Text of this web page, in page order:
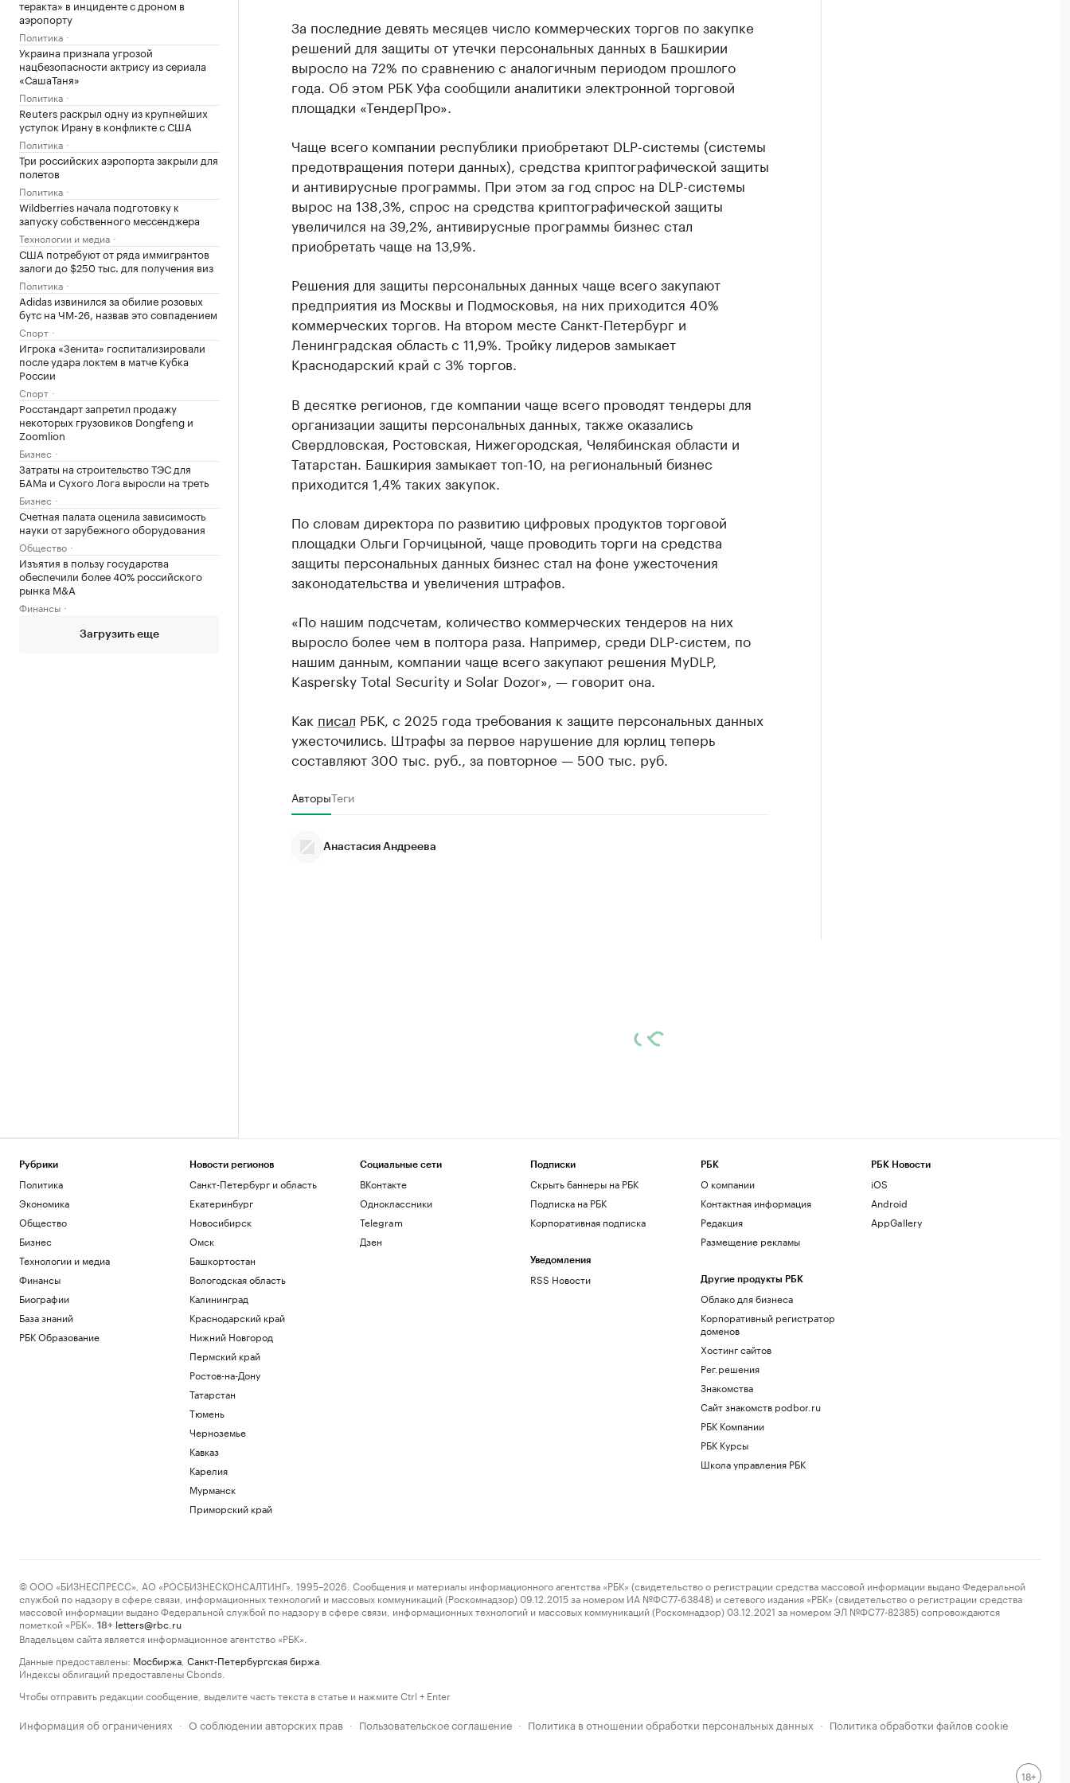
теракта» в инциденте с дроном в
аэропорту
Политика
Украина признала угрозой
нацбезопасности актрису из сериала
«СашаТаня»
Политика
Reuters раскрыл одну из крупнейших
уступок Ирану в конфликте с США
Политика
Три российских аэропорта закрыли для
полетов
Политика
Wildberries начала подготовку к
запуску собственного мессенджера
Технологии и медиа
США потребуют от ряда иммигрантов
залоги до $250 тыс. для получения виз
Политика
Adidas извинился за обилие розовых
бутс на ЧМ-26, назвав это совпадением
Спорт
Игрока «Зенита» госпитализировали
после удара локтем в матче Кубка
России
Спорт
Росстандарт запретил продажу
некоторых грузовиков Dongfeng и
Zoomlion
Бизнес
Затраты на строительство ТЭС для
БАМа и Сухого Лога выросли на треть
Бизнес
Счетная палата оценила зависимость
науки от зарубежного оборудования
Общество
Изъятия в пользу государства
обеспечили более 40% российского
рынка M&A
Финансы
Загрузить еще
За последние девять месяцев число коммерческих торгов по закупке
решений для защиты от утечки персональных данных в Башкирии
выросло на 72% по сравнению с аналогичным периодом прошлого
года. Об этом РБК Уфа сообщили аналитики электронной торговой
площадки «ТендерПро».
Чаще всего компании республики приобретают DLP-системы (системы
предотвращения потери данных), средства криптографической защиты
и антивирусные программы. При этом за год спрос на DLP-системы
вырос на 138,3%, спрос на средства криптографической защиты
увеличился на 39,2%, антивирусные программы бизнес стал
приобретать чаще на 13,9%.
Решения для защиты персональных данных чаще всего закупают
предприятия из Москвы и Подмосковья, на них приходится 40%
коммерческих торгов. На втором месте Санкт-Петербург и
Ленинградская область с 11,9%. Тройку лидеров замыкает
Краснодарский край с 3% торгов.
В десятке регионов, где компании чаще всего проводят тендеры для
организации защиты персональных данных, также оказались
Свердловская, Ростовская, Нижегородская, Челябинская области и
Татарстан. Башкирия замыкает топ-10, на региональный бизнес
приходится 1,4% таких закупок.
По словам директора по развитию цифровых продуктов торговой
площадки Ольги Горчицыной, чаще проводить торги на средства
защиты персональных данных бизнес стал на фоне ужесточения
законодательства и увеличения штрафов.
«По нашим подсчетам, количество коммерческих тендеров на них
выросло более чем в полтора раза. Например, среди DLP-систем, по
нашим данным, компании чаще всего закупают решения MyDLP,
Kaspersky Total Security и Solar Dozor», — говорит она.
Как писал РБК, с 2025 года требования к защите персональных данных
ужесточились. Штрафы за первое нарушение для юрлиц теперь
составляют 300 тыс. руб., за повторное — 500 тыс. руб.
АвторыТеги
Анастасия Андреева
Рубрики
Политика
Экономика
Общество
Бизнес
Технологии и медиа
Финансы
Биографии
База знаний
РБК Образование
Новости регионов
Санкт-Петербург и область
Екатеринбург
Новосибирск
Омск
Башкортостан
Вологодская область
Калининград
Краснодарский край
Нижний Новгород
Пермский край
Ростов-на-Дону
Татарстан
Тюмень
Черноземье
Кавказ
Карелия
Мурманск
Приморский край
Социальные сети
ВКонтакте
Одноклассники
Telegram
Дзен
Подписки
Скрыть баннеры на РБК
Подписка на РБК
Корпоративная подписка
Уведомления
RSS Новости
РБК
О компании
Контактная информация
Редакция
Размещение рекламы
Другие продукты РБК
Облако для бизнеса
Корпоративный регистратор
доменов
Хостинг сайтов
Рег.решения
Знакомства
Сайт знакомств podbor.ru
РБК Компании
РБК Курсы
Школа управления РБК
РБК Новости
iOS
Android
AppGallery
© ООО «БИЗНЕСПРЕСС», АО «РОСБИЗНЕСКОНСАЛТИНГ», 1995–2026. Сообщения и материалы информационного агентства «РБК» (свидетельство о регистрации средства массовой информации выдано Федеральной
службой по надзору в сфере связи, информационных технологий и массовых коммуникаций (Роскомнадзор) 09.12.2015 за номером ИА №ФС77-63848) и сетевого издания «РБК» (свидетельство о регистрации средства
массовой информации выдано Федеральной службой по надзору в сфере связи, информационных технологий и массовых коммуникаций (Роскомнадзор) 03.12.2021 за номером ЭЛ №ФС77-82385) сопровождаются
пометкой «РБК».
18+ letters@rbc.ru
Владельцем сайта является информационное агентство «РБК».
Данные предоставлены: Мосбиржа Санкт-Петербургская биржа
Индексы облигаций предоставлены Cbonds.
Чтобы отправить редакции сообщение, выделите часть текста в статье и нажмите Ctrl + Enter
Информация об ограничениях · О соблюдении авторских прав · Пользовательское соглашение · Политика в отношении обработки персональных данных · Политика обработки файлов cookie
18+